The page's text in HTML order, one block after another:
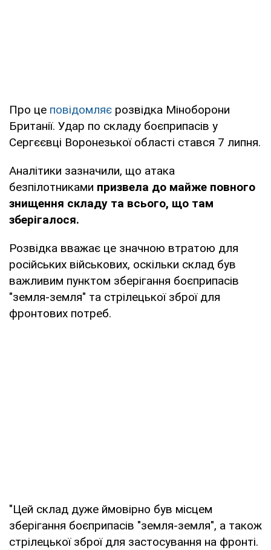
Про це повідомляє розвідка Міноборони
Британії. Удар по складу боєприпасів у
Сергєєвці Воронезької області стався 7 липня.
Аналітики зазначили, що атака
безпілотниками призвела до майже повного
знищення складу та всього, що там
зберігалося.
Розвідка вважає це значною втратою для
російських військових, оскільки склад був
важливим пунктом зберігання боєприпасів
"земля-земля" та стрілецької зброї для
фронтових потреб.
"Цей склад дуже ймовірно був місцем
зберігання боєприпасів "земля-земля", а також
стрілецької зброї для застосування на фронті.